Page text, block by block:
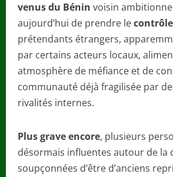
venus du Bénin voisin
aujourd’hui de prendre le
prétendants étrangers,
par certains acteurs locaux,
atmosphère de méfiance et de
communauté déjà fragilisée par
rivalités internes.
Plus grave encore, plusieurs
désormais influentes autour de la
soupçonnées d’être d’anciens